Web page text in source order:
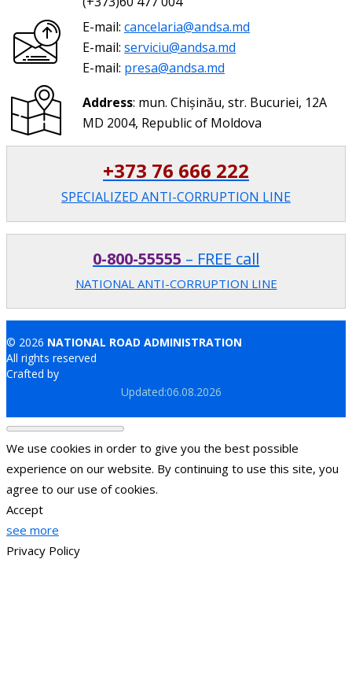
E-mail: cancelaria@andsa.md
E-mail: serviciu@andsa.md
E-mail: presa@andsa.md
Address: mun. Chișinău, str. Bucuriei, 12A
MD 2004, Republic of Moldova
+373 76 666 222
SPECIALIZED ANTI-CORRUPTION LINE
0-800-55555 – FREE call
NATIONAL ANTI-CORRUPTION LINE
© 2026 NATIONAL ROAD ADMINISTRATION
All rights reserved
Crafted by
Updated:06.08.2026
We use cookies in order to give you the best possible
experience on our website. By continuing to use this site, you
agree to our use of cookies.
Accept
see more
Privacy Policy